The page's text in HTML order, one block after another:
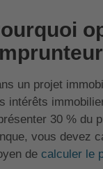
un projet
intérêts
30 % du
vous devez
de calculer le